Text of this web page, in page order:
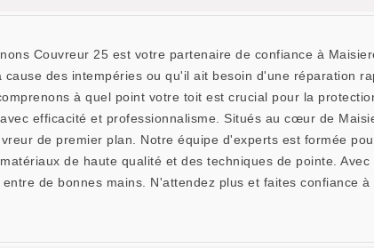
Couvreur 25 est votre partenaire de confiance à
cause des intempéries ou qu'il ait besoin d'une réparation
à quel point votre toit est crucial pour la
efficacité et professionnalisme. Situés au cœur de
de premier plan. Notre équipe d'experts est formée
de haute qualité et des techniques de pointe.
de bonnes mains. N'attendez plus et faites confiance